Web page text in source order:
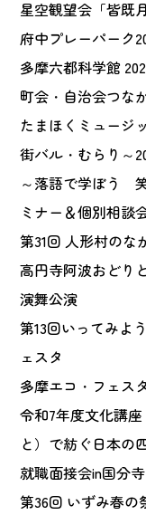
星空観望会「皆既
府中プレーパーク
多摩六都科学館
町会・自治会つな
たまほくミュージ
街バル・むらり～
～落語で学ぼう
ミナー＆個別相談
第31回 人形村のな
高円寺阿波おどり
演舞公演
第13回いってみよ
ェスタ
多摩エコ・フェス
令和7年度文化講
と）で紡ぐ日本の
就職面接会in国分寺
第36回 いずみ春の